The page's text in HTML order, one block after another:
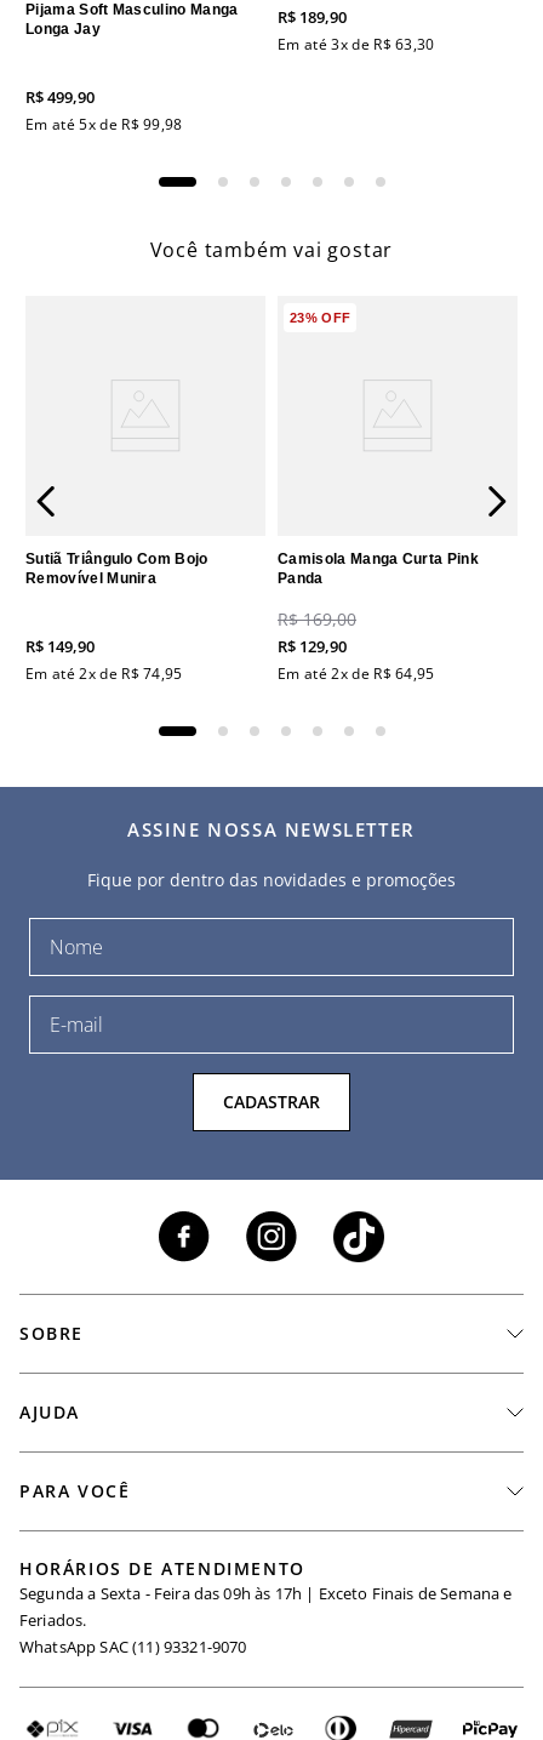
Pijama Soft Masculino Manga
Longa Jay
R$499,90
Em até5x de R$ 99,98
R$ 189,90
Em até3x de R$ 63,30
Você também vai gostar
Sutiã Triângulo Com Bojo
Removível Munira
R$ 149,90
Em até2x de R$ 74,95
23%OFF
Camisola Manga Curta Pink
Panda
R$ 169,00
R$ 129,90
Em até2x de R$ 64,95
ASSINE NOSSA NEWSLETTER
Fique por dentro das novidades e promoções
CADASTRAR
SOBRE
Seja um Revendedor
Igualdade Salarial
Requisição de Dados
AJUDA
Minha Conta
Trocas
Fretes e Tarifas
PARA VOCÊ
Maternidade
Seja um Afiliado
HORÁRIOS DE ATENDIMENTO
Segunda a Sexta - Feira das 09h às 17h | Exceto Finais de Semana e
Feriados.
WhatsApp SAC (11) 93321-9070